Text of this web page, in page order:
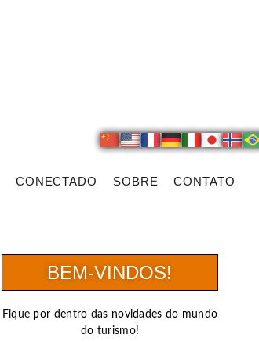
CONECTADO SOBRE CONTATO
BEM-VINDOS!
Fique por dentro das novidades do mundo
do turismo!